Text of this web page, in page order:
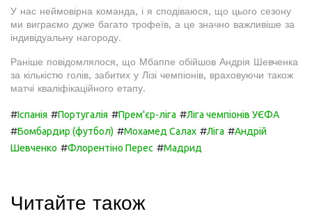
У нас неймовірна команда, і я сподіваюся, що цього сезону
ми виграємо дуже багато трофеїв, а це значно важливіше за
індивідуальну нагороду.
Раніше повідомлялося, що Мбаппе обійшов Андрія Шевченка
за кількістю голів, забитих у Лізі чемпіонів, враховуючи також
матчі кваліфікаційного етапу.
#Іспанія #Португалія #Прем'єр-ліга #Ліга чемпіонів УЄФА
#Бомбардир (футбол) #Мохамед Салах #Ліга #Андрій
Шевченко #Флорентіно Перес #Мадрид
Читайте також